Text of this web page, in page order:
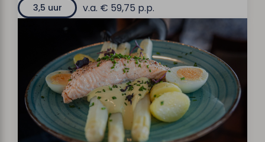
3,5 uur
v.a. € 59,75 p.p.